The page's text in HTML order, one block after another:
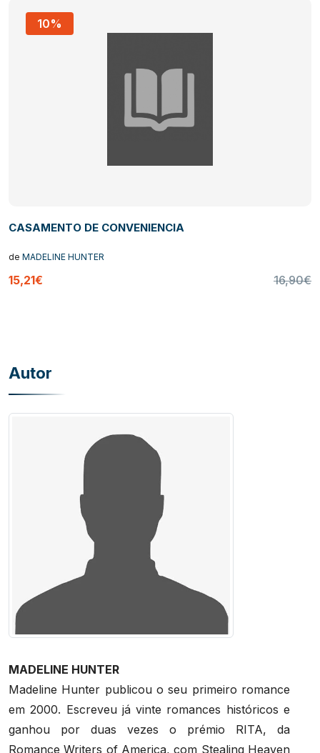
Autor
MADELINE HUNTER
Madeline Hunter publicou o seu primeiro romance
em 2000. Escreveu já vinte romances históricos e
ganhou por duas vezes o prémio RITA, da
Romance Writers of America, com Stealing Heaven
10%
CASAMENTO DE CONVENIENCIA
de MADELINE HUNTER
15,21€ 16,90€